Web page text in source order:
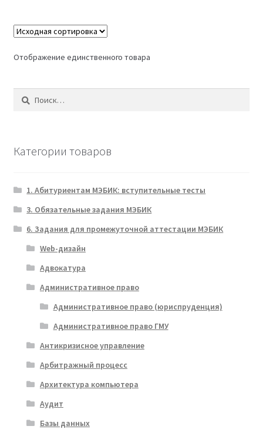
Отображение единственного товара
Найти:
Категории товаров
1. Абитуриентам МЭБИК: вступительные тесты
3. Обязательные задания МЭБИК
6. Задания для промежуточной аттестации МЭБИК
Web-дизайн
Адвокатура
Административное право
Административное право (юриспруденция)
Административное право ГМУ
Антикризисное управление
Арбитражный процесс
Архитектура компьютера
Аудит
Базы данных